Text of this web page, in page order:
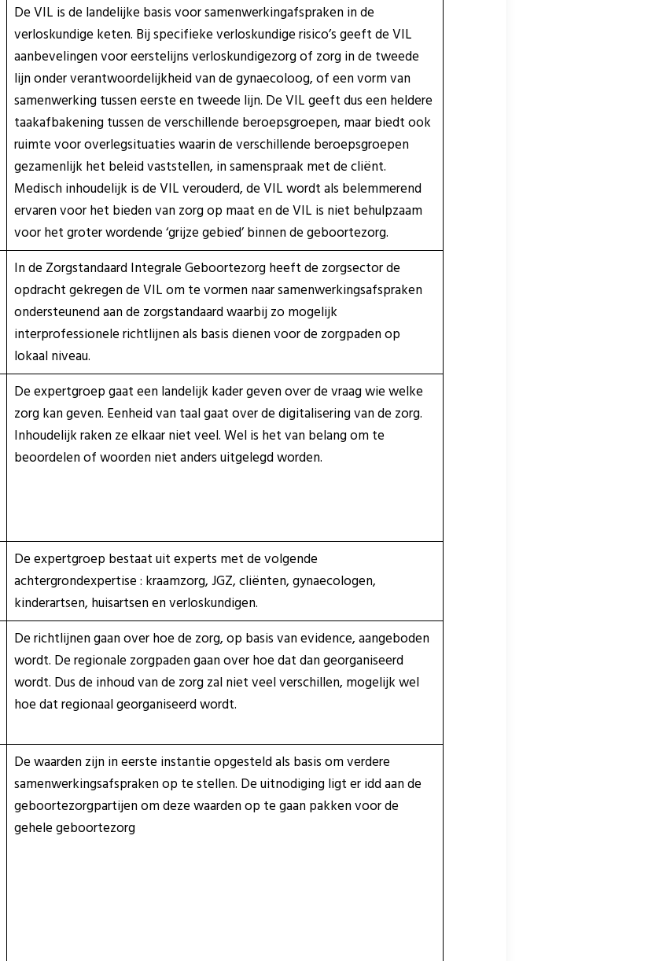
De VIL is de landelijke basis voor samenwerkingafspraken in de
verloskundige keten. Bij specifieke verloskundige risico’s geeft de VIL
aanbevelingen voor eerstelijns verloskundigezorg of zorg in de tweede
lijn onder verantwoordelijkheid van de gynaecoloog, of een vorm van
samenwerking tussen eerste en tweede lijn. De VIL geeft dus een heldere
taakafbakening tussen de verschillende beroepsgroepen, maar biedt ook
ruimte voor overlegsituaties waarin de verschillende beroepsgroepen
gezamenlijk het beleid vaststellen, in samenspraak met de cliënt.
Medisch inhoudelijk is de VIL verouderd, de VIL wordt als belemmerend
ervaren voor het bieden van zorg op maat en de VIL is niet behulpzaam
voor het groter wordende ‘grijze gebied’ binnen de geboortezorg.
In de Zorgstandaard Integrale Geboortezorg heeft de zorgsector de
opdracht gekregen de VIL om te vormen naar samenwerkingsafspraken
ondersteunend aan de zorgstandaard waarbij zo mogelijk
interprofessionele richtlijnen als basis dienen voor de zorgpaden op
lokaal niveau.
De expertgroep gaat een landelijk kader geven over de vraag wie welke
zorg kan geven. Eenheid van taal gaat over de digitalisering van de zorg.
Inhoudelijk raken ze elkaar niet veel. Wel is het van belang om te
beoordelen of woorden niet anders uitgelegd worden.
De expertgroep bestaat uit experts met de volgende
achtergrondexpertise : kraamzorg, JGZ, cliënten, gynaecologen,
kinderartsen, huisartsen en verloskundigen.
De richtlijnen gaan over hoe de zorg, op basis van evidence, aangeboden
wordt. De regionale zorgpaden gaan over hoe dat dan georganiseerd
wordt. Dus de inhoud van de zorg zal niet veel verschillen, mogelijk wel
hoe dat regionaal georganiseerd wordt.
De waarden zijn in eerste instantie opgesteld als basis om verdere
samenwerkingsafspraken op te stellen. De uitnodiging ligt er idd aan de
geboortezorgpartijen om deze waarden op te gaan pakken voor de
gehele geboortezorg